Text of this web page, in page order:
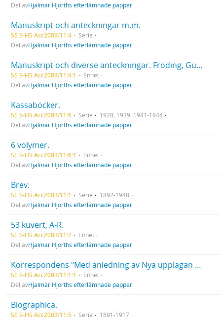
Del avHjalmar Hjorths efterlämnade papper
Manuskript och anteckningar m.m.
SE S-HS Acc2003/11:4
Serie
Del avHjalmar Hjorths efterlämnade papper
Manuskript och diverse anteckningar. Fröding, Gustaf, dikter (avskrifter). Material rörande skolarbetet.
SE S-HS Acc2003/11:4:1
Enhet
Del avHjalmar Hjorths efterlämnade papper
Kassaböcker.
SE S-HS Acc2003/11:6 Serie
1928, 1939, 1941-1944
Del avHjalmar Hjorths efterlämnade papper
6 volymer.
SE S-HS Acc2003/11:6:1
Enhet
Del avHjalmar Hjorths efterlämnade papper
Brev.
SE S-HS Acc2003/11:1 Serie
1892-1948
Del avHjalmar Hjorths efterlämnade papper
53 kuvert, A-R.
SE S-HS Acc2003/11:2
Enhet
Del avHjalmar Hjorths efterlämnade papper
Korrespondens "Med anledning av Nya upplagan av förkortad" 1935. Korrespondens med Sven Lide. Övriga brev till Hjalmar Hjorth. Lyckönskningar på födelsedagar. Brev mellan andra.
SE S-HS Acc2003/11:1:1
Enhet
Del avHjalmar Hjorths efterlämnade papper
Biographica.
SE S-HS Acc2003/11:5 Serie
1891-1917